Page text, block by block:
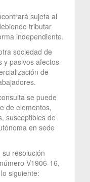
sujeta al
tributar
independiente.
sociedad de
y pasivos afectos
de
se puede
de elementos,
susceptibles de
en sede
resolución
V1906-16,
siguiente: